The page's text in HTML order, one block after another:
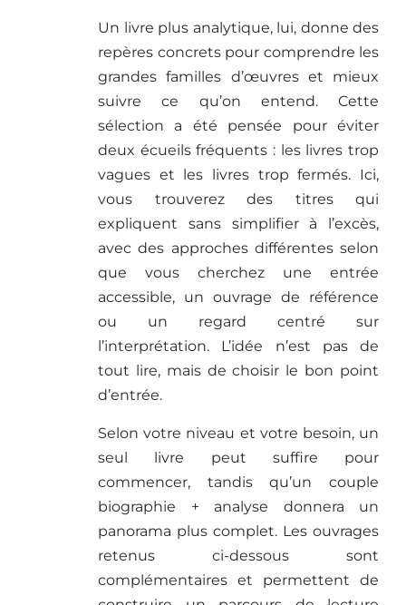
Un livre plus analytique, lui, donne des
repères concrets pour comprendre les
grandes familles d’œuvres et mieux
suivre ce qu’on entend. Cette
sélection a été pensée pour éviter
deux écueils fréquents : les livres trop
vagues et les livres trop fermés. Ici,
vous trouverez des titres qui
expliquent sans simplifier à l’excès,
avec des approches différentes selon
que vous cherchez une entrée
accessible, un ouvrage de référence
ou un regard centré sur
l’interprétation. L’idée n’est pas de
tout lire, mais de choisir le bon point
d’entrée.
Selon votre niveau et votre besoin, un
seul livre peut suffire pour
commencer, tandis qu’un couple
biographie + analyse donnera un
panorama plus complet. Les ouvrages
retenus ci-dessous sont
complémentaires et permettent de